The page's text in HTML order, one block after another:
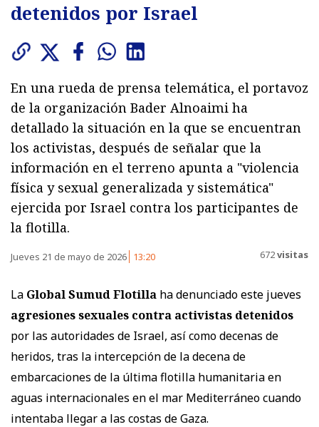
detenidos por Israel
En una rueda de prensa telemática, el portavoz
de la organización Bader Alnoaimi ha
detallado la situación en la que se encuentran
los activistas, después de señalar que la
información en el terreno apunta a "violencia
física y sexual generalizada y sistemática"
ejercida por Israel contra los participantes de
la flotilla.
Jueves 21 de mayo de 2026 13:20 672visitas
La Global Sumud Flotilla ha denunciado este jueves
agresiones sexuales contra activistas detenidos
por las autoridades de Israel, así como decenas de
heridos, tras la intercepción de la decena de
embarcaciones de la última flotilla humanitaria en
aguas internacionales en el mar Mediterráneo cuando
intentaba llegar a las costas de Gaza.